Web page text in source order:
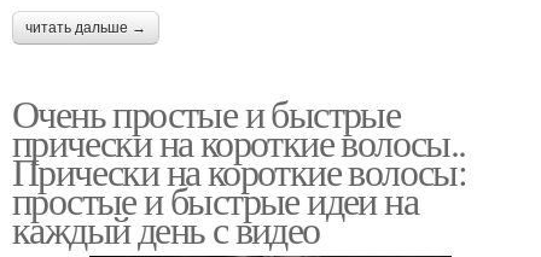
читать дальше →
Очень простые и быстрые
прически на короткие волосы..
Прически на короткие волосы:
простые и быстрые идеи на
каждый день с видео